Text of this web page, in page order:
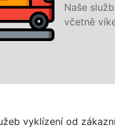
hodin denně, 7 dní v
vyklízení od